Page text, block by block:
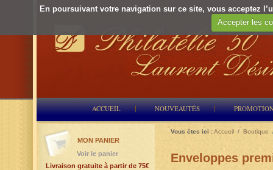
En poursuivant votre navigation sur ce site, vous acceptez
Accepter les
ACCUEIL NOUVEAUTÉS
Vous êtes ici :Accueil / Boutique
Enveloppes
MON PANIER
Voir le panier
Livraison gratuite à partir de 75€